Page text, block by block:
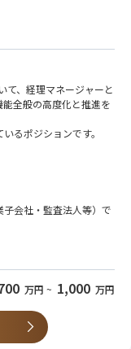
事業特性に応じて業績
外説明に関する幅広い
の業種にまたがった経
量権をもって自律的に
門との接点も多く、責
を命じることがありま
務諸表分析、業績分
事された経験をお持ち
の関心
社・財務戦略などの手
意思決定に貢献したい
心があり、業務のデジ
率化に向けて主体的に
て、経理マネージャーと
全般の高度化と推進を
るポジションです。
）
対応及び、対話内容の
実施
成
子会社・監査法人等）で
万円 ~ 1,000 万円